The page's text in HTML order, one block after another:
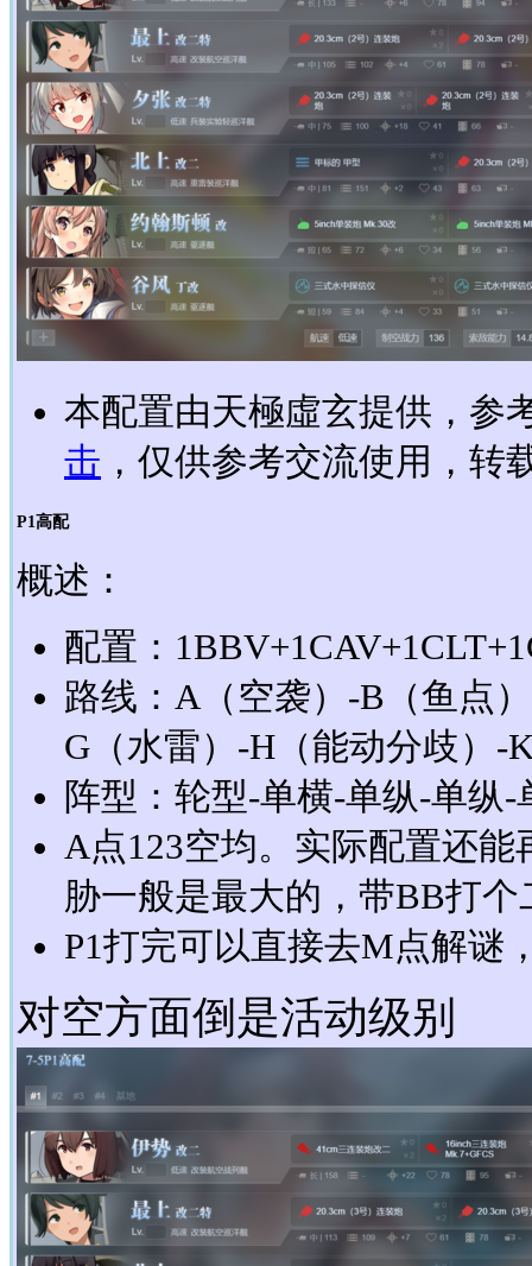
本配置由天極虛玄提供，参
击 ，仅供参考交流使用，转
P1高配
概述：
配置：
路线：A（空袭）-B（鱼点
G（水雷）-H（能动分歧）-
阵型：轮型-单横-单纵-单纵-
A点123空均。实际配置还
胁一般是最大的，带BB打
P1打完可以直接去M点解谜
对空方面倒是活动级别